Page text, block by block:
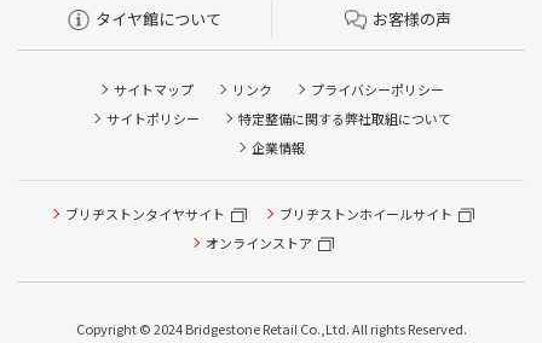
タイヤ館について お客様の声
サイトマップ リンク
プライバシーポリシー
サイトポリシー
特定整備に関する弊社取組について
企業情報
ブリヂストンタイヤサイト
ブリヂストンホイールサイト
オンラインストア
Copyright © 2024 Bridgestone Retail Co.,Ltd. All rights Reserved.
タイヤ点検・安全点検/タイヤ履き替え/オイル交換/その他
ピット作業の予約
本日のタイヤ履き替え順番待ち予約 ※クローク契約会員の